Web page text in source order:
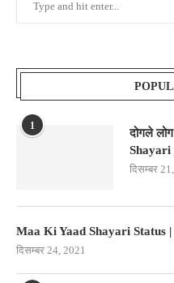
1
दोगले
Shayari
दिसम्बर
Maa Ki Yaad Shayari Status |
दिसम्बर 24, 2021